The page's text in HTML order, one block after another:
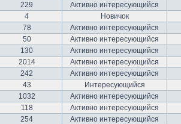
229 Активно интересующийся
4 Новичок
78 Активно интересующийся
50 Активно интересующийся
130 Активно интересующийся
2014 Активно интересующийся
242 Активно интересующийся
43 Интересующийся
1032 Активно интересующийся
118 Активно интересующийся
254 Активно интересующийся